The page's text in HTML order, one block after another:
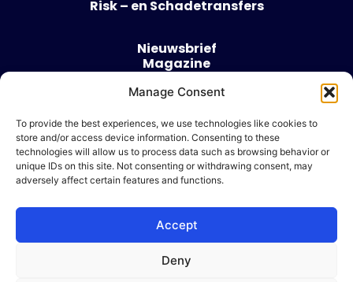
Manage Consent
To provide the best experiences, we use technologies like cookies to
store and/or access device information. Consenting to these
technologies will allow us to process data such as browsing behavior or
unique IDs on this site. Not consenting or withdrawing consent, may
adversely affect certain features and functions.
Accept
Deny
Risk – en Schadetransfers
Nieuwsbrief
Magazine
Over
Algemene voorwaarden
Cookie beleid
Ik wil adverteren